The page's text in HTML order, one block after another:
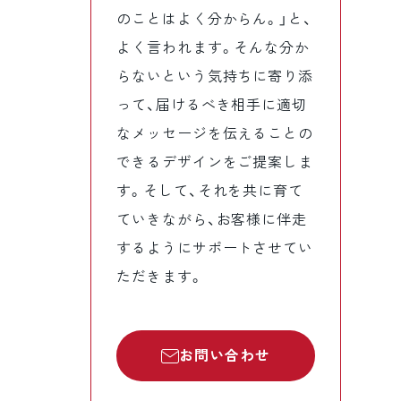
のことはよく分からん。」と、
よく言われます。そんな分か
らないという気持ちに寄り添
って、届けるべき相手に適切
なメッセージを伝えることの
できるデザインをご提案しま
す。そして、それを共に育て
ていきながら、お客様に伴走
するようにサポートさせてい
ただきます。
お問い合わせ